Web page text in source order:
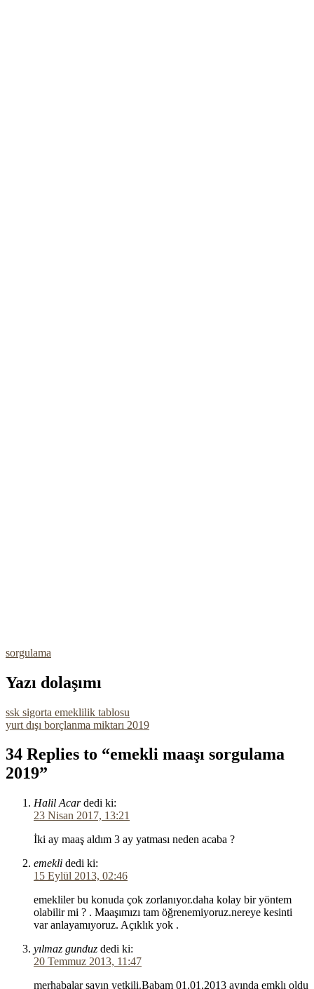
sorgulama
Yazı dolaşımı
ssk sigorta emeklilik tablosu
yurt dışı borçlanma miktarı 2019
34 Replies to “emekli maaşı sorgulama
2019”
Halil Acar dedi ki:
23 Nisan 2017, 13:21
İki ay maaş aldım 3 ay yatması neden acaba ?
emekli dedi ki:
15 Eylül 2013, 02:46
emekliler bu konuda çok zorlanıyor.daha kolay bir yöntem
olabilir mi ? . Maaşımızı tam öğrenemiyoruz.nereye kesinti
var anlayamıyoruz. Açıklık yok .
yılmaz gunduz dedi ki:
20 Temmuz 2013, 11:47
merhabalar sayın yetkili.Babam 01,01,2013 ayında emklı oldu